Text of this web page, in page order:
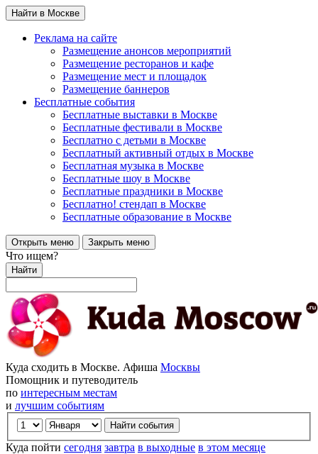
Найти в Москве
Реклама на сайте
Размещение анонсов мероприятий
Размещение ресторанов и кафе
Размещение мест и площадок
Размещение баннеров
Бесплатные события
Бесплатные выставки в Москве
Бесплатные фестивали в Москве
Бесплатно с детьми в Москве
Бесплатный активный отдых в Москве
Бесплатная музыка в Москве
Бесплатные шоу в Москве
Бесплатные праздники в Москве
Бесплатно! стендап в Москве
Бесплатные образование в Москве
Открыть меню Закрыть меню
Что ищем?
Найти
Куда сходить в Москве. Афиша Москвы
Помощник и путеводитель
по интересным местам
и лучшим событиям
Куда пойти сегодня завтра в выходные в этом месяце